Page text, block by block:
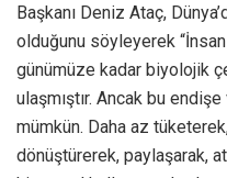
Başkanı Deniz Ataç,
olduğunu söyleyerek
günümüze kadar biyolojik
ulaşmıştır. Ancak bu
mümkün. Daha az
dönüştürerek, paylaşarak,